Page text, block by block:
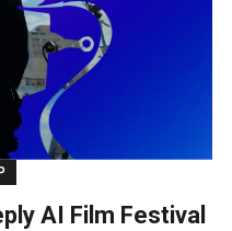
AI Film Festival